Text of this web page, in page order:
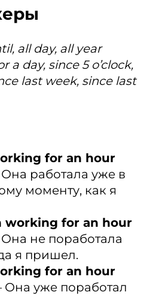
all day, all year
a day, since 5 o’clock,
last week, since last
for an hour
работала уже в
моменту, как я
working for an hour
не поработала
я пришел.
for an hour
уже поработал